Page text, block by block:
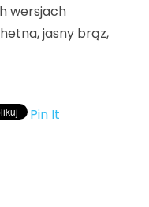
wersjach
jasny brąz,
Pin It